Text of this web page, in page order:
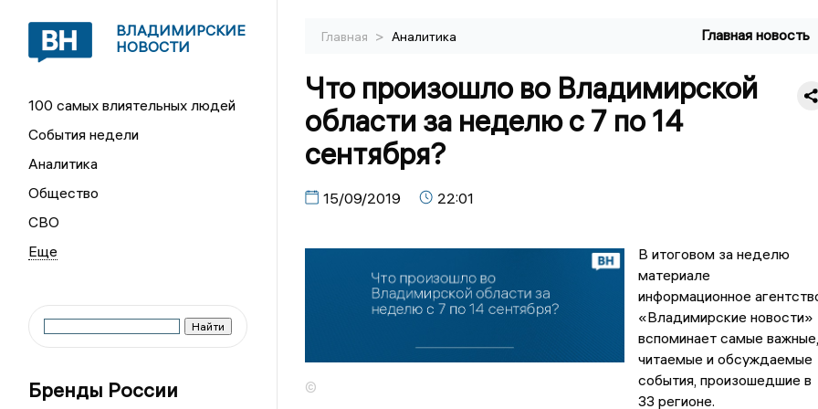
ВЛАДИМИРСКИЕ
НОВОСТИ
100 самых влиятельных людей
События недели
Аналитика
Общество
СВО
Бренды России
Главная > Аналитика Главная новость
Что произошло во Владимирской
области за неделю с 7 по 14
сентября?
15/09/2019 22:01
©
В итоговом за неделю
материале
информационное
«Владимирские новости»
вспоминает самые важные,
читаемые и обсуждаемые
события, произошедшие в
33 регионе.